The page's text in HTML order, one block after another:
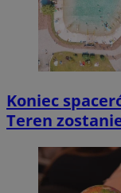
Koniec
Teren